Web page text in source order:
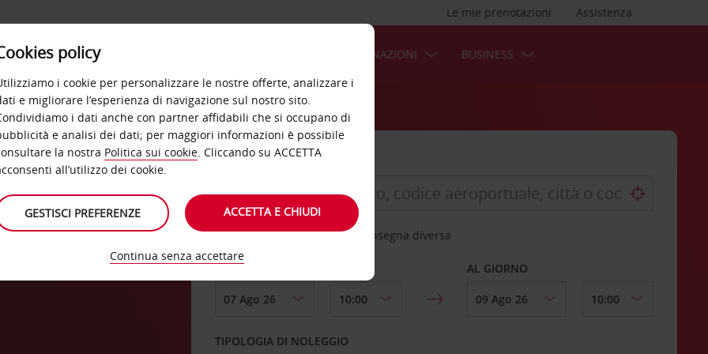
Assistenza
Le mie prenotazioni
OFFERTE DESTINAZIONI BUSINESS
Scegli una località di riconsegna diversa
DAL GIORNO AL GIORNO
TIPOLOGIA DI NOLEGGIO
policy
i cookie per personalizzare le nostre offerte, analizzare i
e migliorare l’esperienza di navigazione sul nostro sito.
i dati anche con partner affidabili che si occupano di
e analisi dei dati; per maggiori informazioni è possibile
la nostra Politica sui cookie. Cliccando su ACCETTA
all’utilizzo dei cookie.
GESTISCI PREFERENZE ACCETTA E CHIUDI
Continua senza accettare